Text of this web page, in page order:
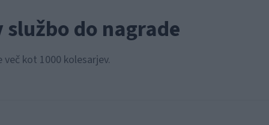
službo do nagrade
kot 1000 kolesarjev.